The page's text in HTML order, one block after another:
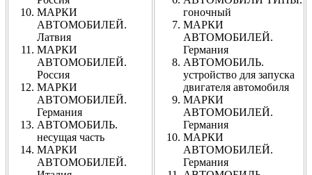
МАРКИ
АВТОМОБИЛЕЙ.
Латвия
МАРКИ
АВТОМОБИЛЕЙ.
Россия
МАРКИ
АВТОМОБИЛЕЙ.
Германия
АВТОМОБИЛЬ.
несущая часть
МАРКИ
АВТОМОБИЛЕЙ.
гоночный
МАРКИ
АВТОМОБИЛЕЙ.
Германия
АВТОМОБИЛЬ.
устройство для запуска
двигателя автомобиля
МАРКИ
АВТОМОБИЛЕЙ.
Германия
МАРКИ
АВТОМОБИЛЕЙ.
Германия